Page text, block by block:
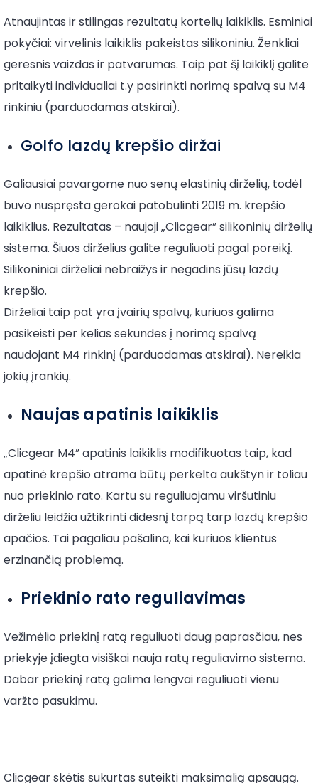
Atnaujintas ir stilingas rezultatų kortelių laikiklis. Esminiai
pokyčiai: virvelinis laikiklis pakeistas silikoniniu. Ženkliai
geresnis vaizdas ir patvarumas. Taip pat šį laikiklį galite
pritaikyti individualiai t.y pasirinkti norimą spalvą su M4
rinkiniu (parduodamas atskirai).
Golfo lazdų krepšio diržai
Galiausiai pavargome nuo senų elastinių dirželių, todėl
buvo nuspręsta gerokai patobulinti 2019 m. krepšio
laikiklius. Rezultatas – naujoji „Clicgear” silikoninių dirželių
sistema. Šiuos dirželius galite reguliuoti pagal poreikį.
Silikoniniai dirželiai nebraižys ir negadins jūsų lazdų
krepšio.
Dirželiai taip pat yra įvairių spalvų, kuriuos galima
pasikeisti per kelias sekundes į norimą spalvą
naudojant M4 rinkinį (parduodamas atskirai). Nereikia
jokių įrankių.
Naujas apatinis laikiklis
„Clicgear M4” apatinis laikiklis modifikuotas taip, kad
apatinė krepšio atrama būtų perkelta aukštyn ir toliau
nuo priekinio rato. Kartu su reguliuojamu viršutiniu
dirželiu leidžia užtikrinti didesnį tarpą tarp lazdų krepšio
apačios. Tai pagaliau pašalina, kai kuriuos klientus
erzinančią problemą.
Priekinio rato reguliavimas
Vežimėlio priekinį ratą reguliuoti daug paprasčiau, nes
priekyje įdiegta visiškai nauja ratų reguliavimo sistema.
Dabar priekinį ratą galima lengvai reguliuoti vienu
varžto pasukimu.
Clicgear skėtis sukurtas suteikti maksimalią apsaugą.